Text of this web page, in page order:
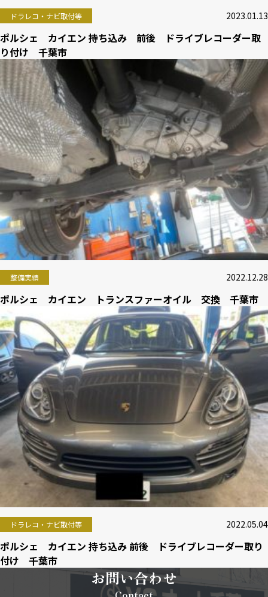
ドラレコ・ナビ取付等 2023.01.13
ポルシェ カイエン 持ち込み 前後 ドライブレコーダー取
り付け 千葉市
整備実績 2022.12.28
ポルシェ カイエン トランスファーオイル 交換 千葉市
ドラレコ・ナビ取付等 2022.05.04
ポルシェ カイエン 持ち込み 前後 ドライブレコーダー取り
付け 千葉市
お問い合わせ